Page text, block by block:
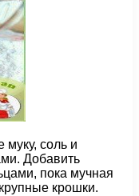
соль и
Добавить
пока мучная
крошки.